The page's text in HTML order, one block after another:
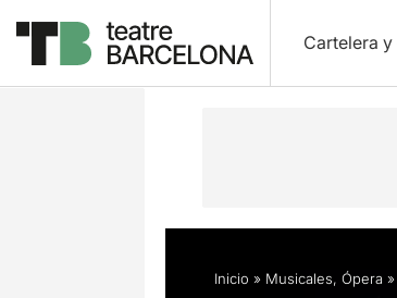
Cartelera
Descripción Ficha
Inicio » Musicales, Ópera »